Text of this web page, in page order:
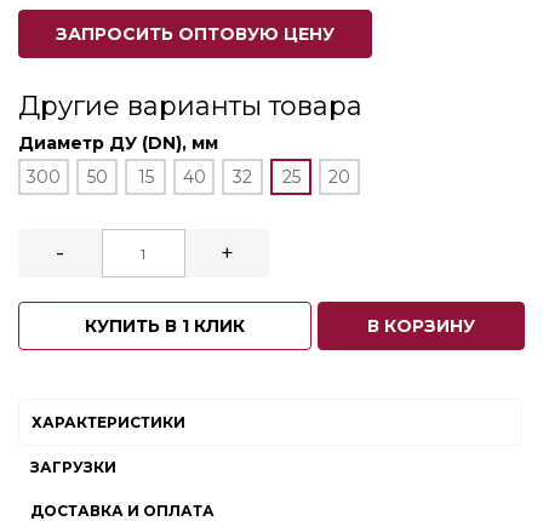
ЗАПРОСИТЬ ОПТОВУЮ ЦЕНУ
Другие варианты товара
Диаметр ДУ (DN), мм
300
50 15 40 32 25 20
- +
КУПИТЬ В 1 КЛИК В КОРЗИНУ
ХАРАКТЕРИСТИКИ
ЗАГРУЗКИ
ДОСТАВКА И ОПЛАТА